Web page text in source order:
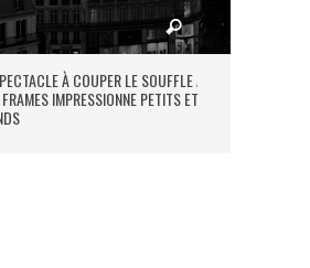
À COUPER LE SOUFFLE AU
IMPRESSIONNE PETITS ET